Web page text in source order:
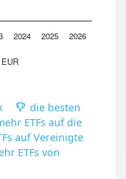
2024 2025 2026
die besten
ETFs auf die
auf Vereinigte
ETFs von